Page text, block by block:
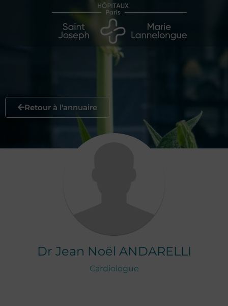
Retour à l'annuaire
Dr Jean Noël ANDARELLI
Cardiologue